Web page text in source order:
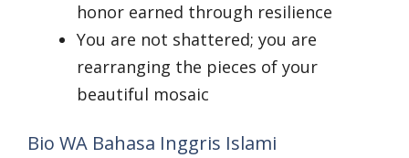
honor earned through resilience
You are not shattered; you are
rearranging the pieces of your
beautiful mosaic
Bio WA Bahasa Inggris Islami